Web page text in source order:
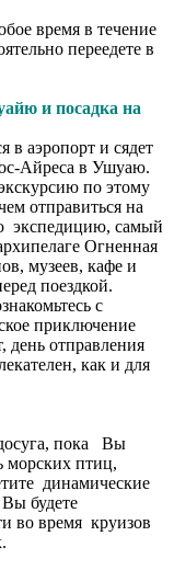
время в течение
переедете в
и посадка на
в аэропорт и сядет
Айреса в Ушуаю.
по этому
отправиться на
экспедицию, самый
Огненная
музеев, кафе и
поездкой.
с
приключение
день отправления
как и для
пока Вы
морских птиц,
динамические
будете
во время круизов